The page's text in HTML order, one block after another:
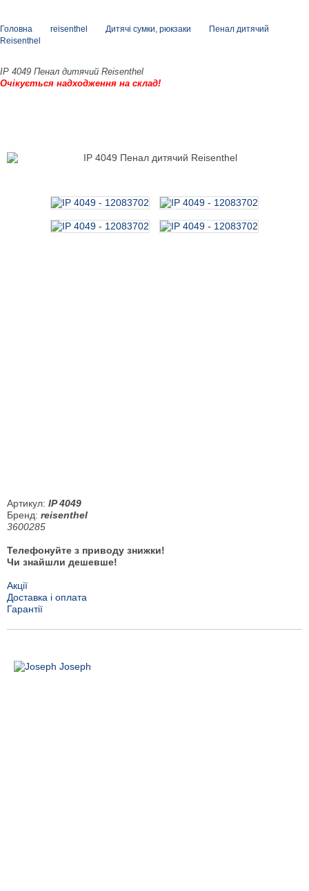
Головна reisenthel Дитячі сумки, рюкзаки
Пенал дитячий
Reisenthel
IP 4049 Пенал дитячий Reisenthel
Очікується надходження на склад!
Артикул: IP 4049
Бренд: reisenthel
3600285
Телефонуйте з приводу знижки!
Чи знайшли дешевше!
Акції
Доставка і оплата
Гарантії